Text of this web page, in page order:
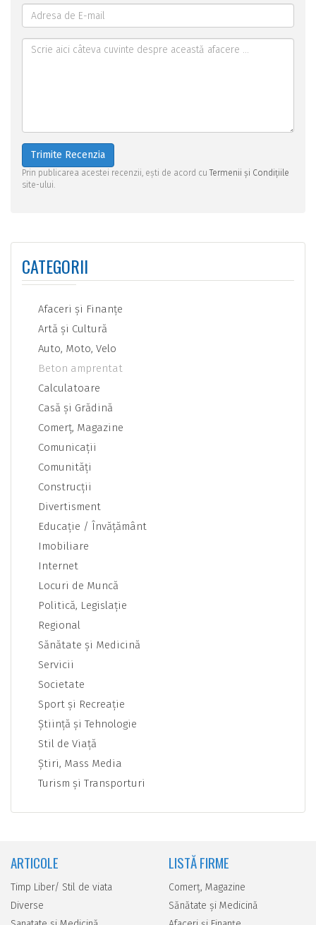
Trimite Recenzia
Prin publicarea acestei recenzii, ești de acord cuTermenii și Condițiile
site-ului.
CATEGORII
Afaceri şi Finanţe
Artă şi Cultură
Auto, Moto, Velo
Beton amprentat
Calculatoare
Casă şi Grădină
Comerţ, Magazine
Comunicaţii
Comunităţi
Construcţii
Divertisment
Educaţie / Învăţământ
Imobiliare
Internet
Locuri de Muncă
Politică, Legislaţie
Regional
Sănătate şi Medicină
Servicii
Societate
Sport şi Recreaţie
Ştiinţă şi Tehnologie
Stil de Viaţă
Ştiri, Mass Media
Turism şi Transporturi
ARTICOLE
Timp Liber/ Stil de viata
Diverse
LISTĂ FIRME
Comerţ, Magazine
Sănătate şi Medicină